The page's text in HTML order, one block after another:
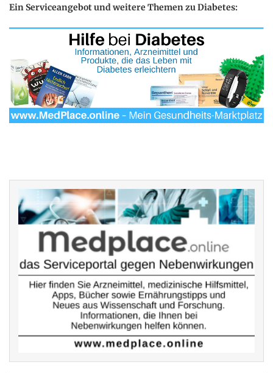
Ein Serviceangebot und weitere Themen zu Diabetes: